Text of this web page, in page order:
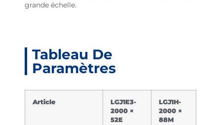
grande échelle.
Tableau De
Paramètres
Article
LGJ1E3-
2000 ×
52E
LGJ1H-
2000 ×
88M